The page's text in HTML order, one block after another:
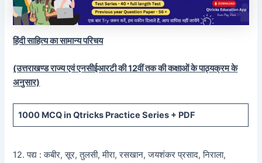
हिंदी साहित्य का सामान्य परिचय
(उत्तराखण्ड राज्य एवं एनसीईआरटी की 12वीं तक की कक्षाओं के पाठ्यक्रम के
अनुसार)
1000 MCQin Qtricks Practice Series + PDF
12. पद्य : कबीर, सूर, तुलसी, मीरा, रसखान, जयशंकर प्रसाद, निराला,